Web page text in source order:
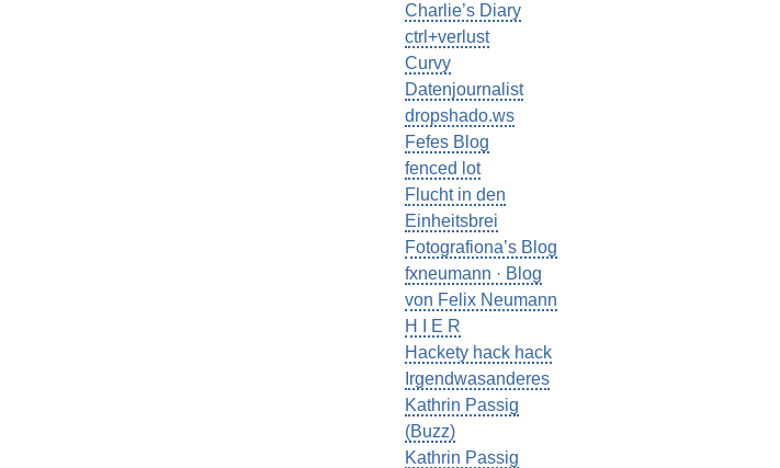
Charlie’s Diary
ctrl+verlust
Curvy
Datenjournalist
dropshado.ws
Fefes Blog
fenced lot
Flucht in den
Einheitsbrei
Fotografiona’s Blog
fxneumann · Blog
von Felix Neumann
H I E R
Hackety hack hack
Irgendwasanderes
Kathrin Passig
(Buzz)
Kathrin Passig